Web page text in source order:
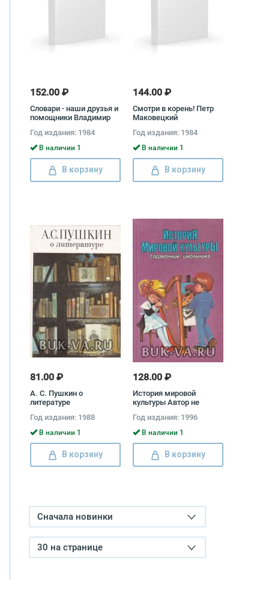
152.00 ₽
Словари - наши друзья и
помощники Владимир
Год издания: 1984
В наличии 1
В корзину
144.00 ₽
Смотри в корень! Петр
Маковецкий
Год издания: 1984
В наличии 1
В корзину
81.00 ₽
А. С. Пушкин о
литературе
Год издания: 1988
В наличии 1
В корзину
128.00 ₽
История мировой
культуры Автор не
Год издания: 1996
В наличии 1
В корзину
Сначала новинки
30 на странице